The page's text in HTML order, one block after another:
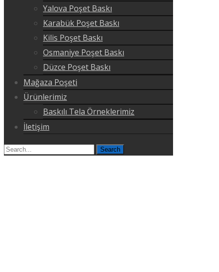
Yalova Poşet Baskı
Karabük Poşet Baskı
Kilis Poşet Baskı
Osmaniye Poşet Baskı
Düzce Poşet Baskı
Mağaza Poşeti
Ürünlerimiz
Baskılı Tela Örneklerimiz
İletişim
Search